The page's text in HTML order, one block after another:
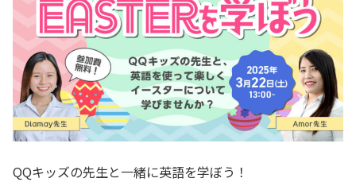
QQキッズの先生と一緒に英語を学ぼう！